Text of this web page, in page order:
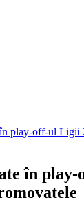
play-off-ul Ligii
în